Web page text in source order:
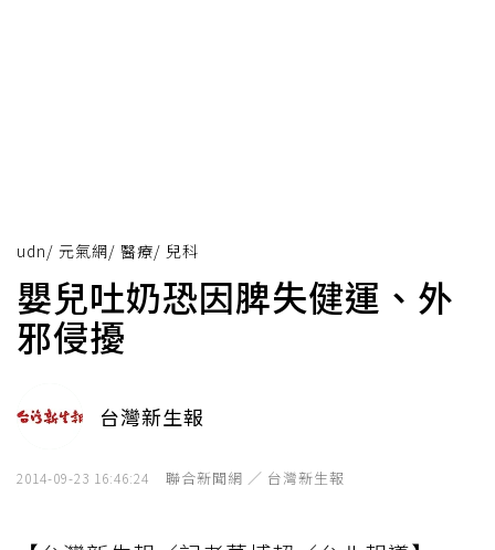
udn/ 元氣網/ 醫療/ 兒科
嬰兒吐奶恐因脾失健運、外
邪侵擾
台灣新生報
2014-09-23 16:46:24 聯合新聞網 ／ 台灣新生報